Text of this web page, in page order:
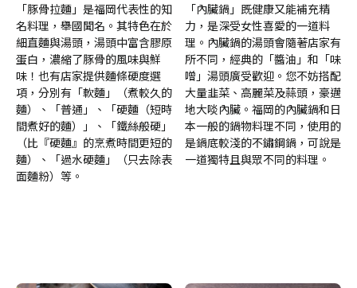
「豚骨拉麵」是福岡代表性的知
名料理，舉國聞名。其特色在於
細直麵與湯頭，湯頭中富含膠原
蛋白，濃縮了豚骨的風味與鮮
味！也有店家提供麵條硬度選
項，分別有「軟麵」（煮較久的
麵）、「普通」、「硬麵（短時
間煮好的麵）」、「鐵絲般硬」
（比『硬麵』的烹煮時間更短的
麵）、「過水硬麵」（只去除表
面麵粉）等。
「內臟鍋」既健康又能補充精
力，是深受女性喜愛的一道料
理。內臟鍋的湯頭會隨著店家有
所不同，經典的「醬油」和「味
噌」湯頭廣受歡迎。您不妨搭配
大量韭菜、高麗菜及蒜頭，豪邁
地大啖內臟。福岡的內臟鍋和日
本一般的鍋物料理不同，使用的
是鍋底較淺的不鏽鋼鍋，可說是
一道獨特且與眾不同的料理。